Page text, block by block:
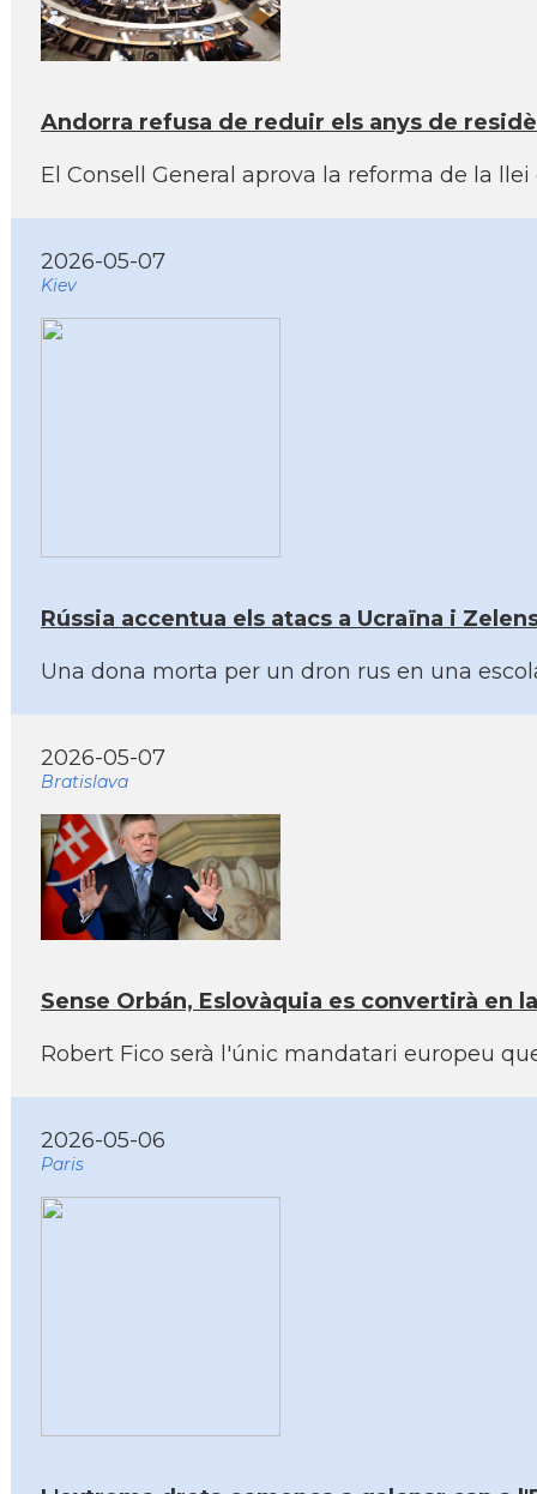
Andorra refusa de reduir els anys de
El Consell General aprova la reforma de la
2026-05-07
Kiev
Rússia accentua els atacs a Ucraïna i
Una dona morta per un dron rus en una
2026-05-07
Bratislava
Sense Orbán, Eslovàquia es convertirà en
Robert Fico serà l'únic mandatari europeu
2026-05-06
Paris